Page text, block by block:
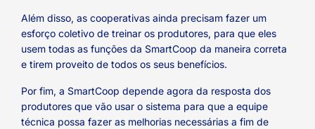
Além disso, as cooperativas ainda precisam fazer um
esforço coletivo de treinar os produtores, para que eles
usem todas as funções da SmartCoop da maneira correta
e tirem proveito de todos os seus benefícios.
Por fim, a SmartCoop depende agora da resposta dos
produtores que vão usar o sistema para que a equipe
técnica possa fazer as melhorias necessárias a fim de